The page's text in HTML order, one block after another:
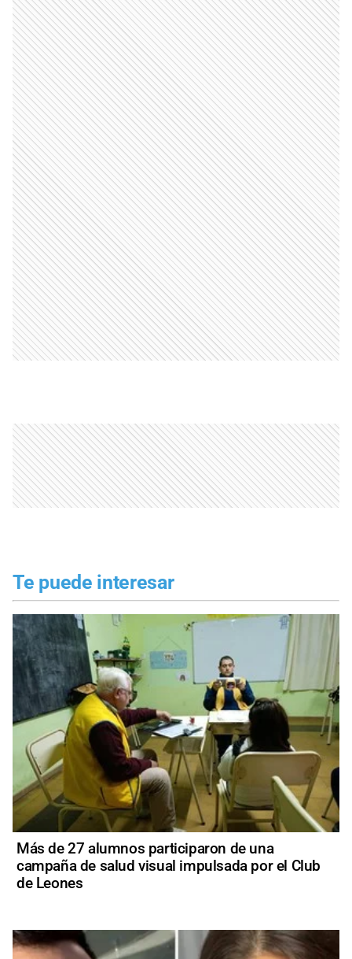
Te puede interesar
Más de 27 alumnos participaron de una
campaña de salud visual impulsada por el Club
de Leones